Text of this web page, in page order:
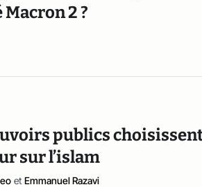
2 ?
publics
sur l’islam
et Emmanuel Razavi